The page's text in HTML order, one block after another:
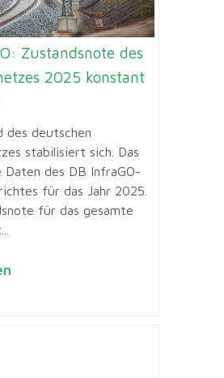
Zustandsnote des
2025 konstant
des deutschen
stabilisiert sich. Das
Daten des DB InfraGO-
für das Jahr 2025.
für das gesamte